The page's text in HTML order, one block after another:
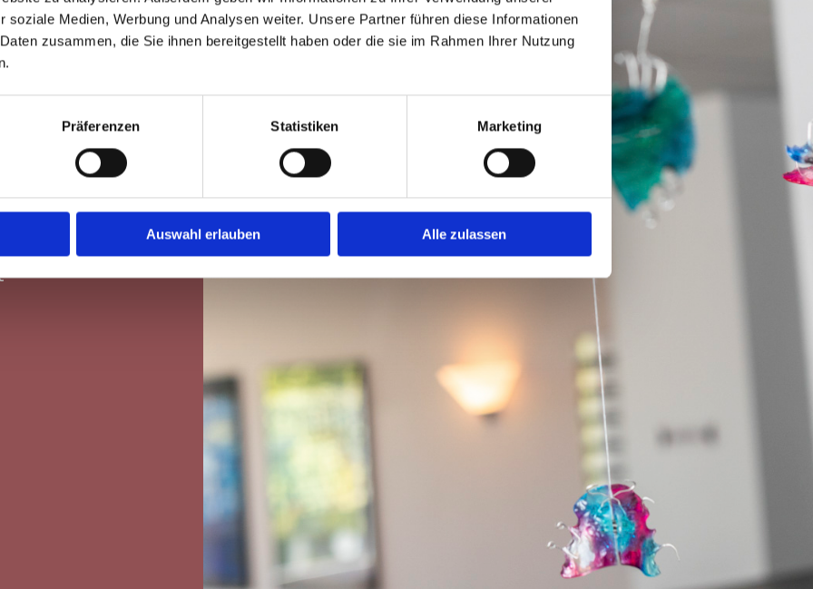
soziale Medien, Werbung und Analysen weiter. Unsere Partner führen diese Informationen
zusammen, die Sie ihnen bereitgestellt haben oder die sie im Rahmen Ihrer Nutzung
Präferenzen Statistiken Marketing
Auswahl erlauben Alle zulassen
GERNE